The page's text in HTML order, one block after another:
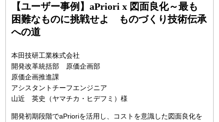
【ユーザー事例】aPriori x 図面良化～最も
困難なものに挑戦せよ ものづくり技術伝承
への道
本田技研工業株式会社
開発改革統括部 原価企画部
原価企画推進課
アシスタントチーフエンジニア
山近 英史（ヤマチカ・ヒデフミ）様
開発初期段階でaPrioriを活用し、コストを意識した図面良化を